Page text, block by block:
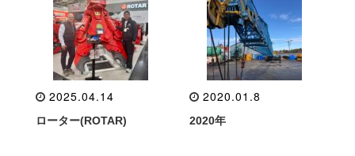
2025.04.14
ローター(ROTAR)
2020.01.8
2020年